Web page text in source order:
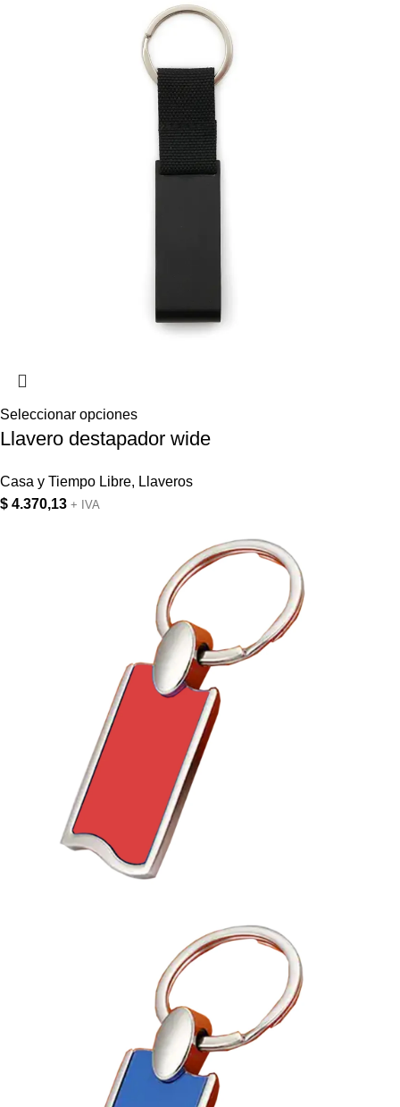
Seleccionar opciones
Llavero destapador wide
Casa y Tiempo Libre, Llaveros
$ 4.370,13 + IVA